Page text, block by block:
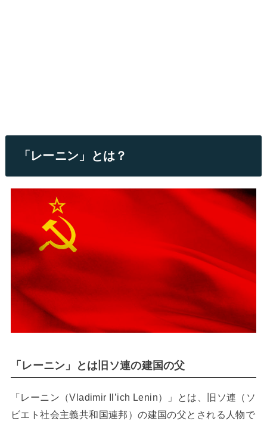
「レーニン」とは？
「レーニン」とは旧ソ連の建国の父
「レーニン（Vladimir Il’ich Lenin）」とは、旧ソ連（ソ
ビエト社会主義共和国連邦）の建国の父とされる人物で